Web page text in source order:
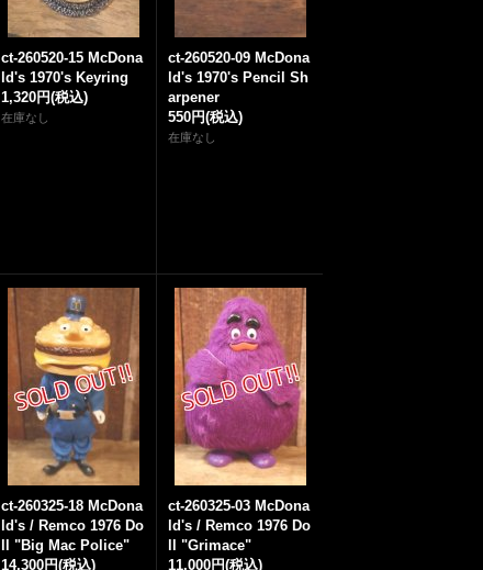
ct-260520-15 McDona
ld's 1970's Keyring
1,320円(税込)
在庫なし
ct-260520-09 McDona
ld's 1970's Pencil Sh
arpener
550円(税込)
在庫なし
ct-260325-18 McDona
ld's / Remco 1976 Do
ll "Big Mac Police"
14,300円(税込)
ct-260325-03 McDona
ld's / Remco 1976 Do
ll "Grimace"
11,000円(税込)